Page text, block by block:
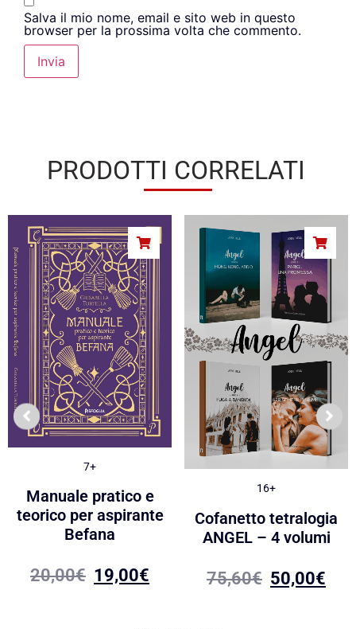
Salva il mio nome, email e sito web in questo
browser per la prossima volta che commento.
PRODOTTI CORRELATI
7+
Manuale pratico e
teorico per aspirante
Befana
20,00€ 19,00€
16+
Cofanetto tetralogia
ANGEL – 4 volumi
75,60€ 50,00€